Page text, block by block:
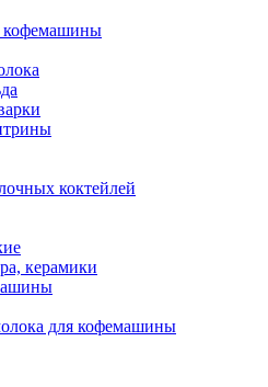
кофемашины
коктейлей
керамики
для кофемашины